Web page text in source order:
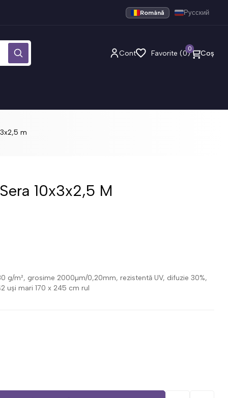
Română Русский
Cont Favorite (0) Coș
0
m
10x3x2,5 M
g/m², grosime 2000µm/0,20mm, rezistentă UV, difuzie 30%,
uși mari 170 x 245 cm rul